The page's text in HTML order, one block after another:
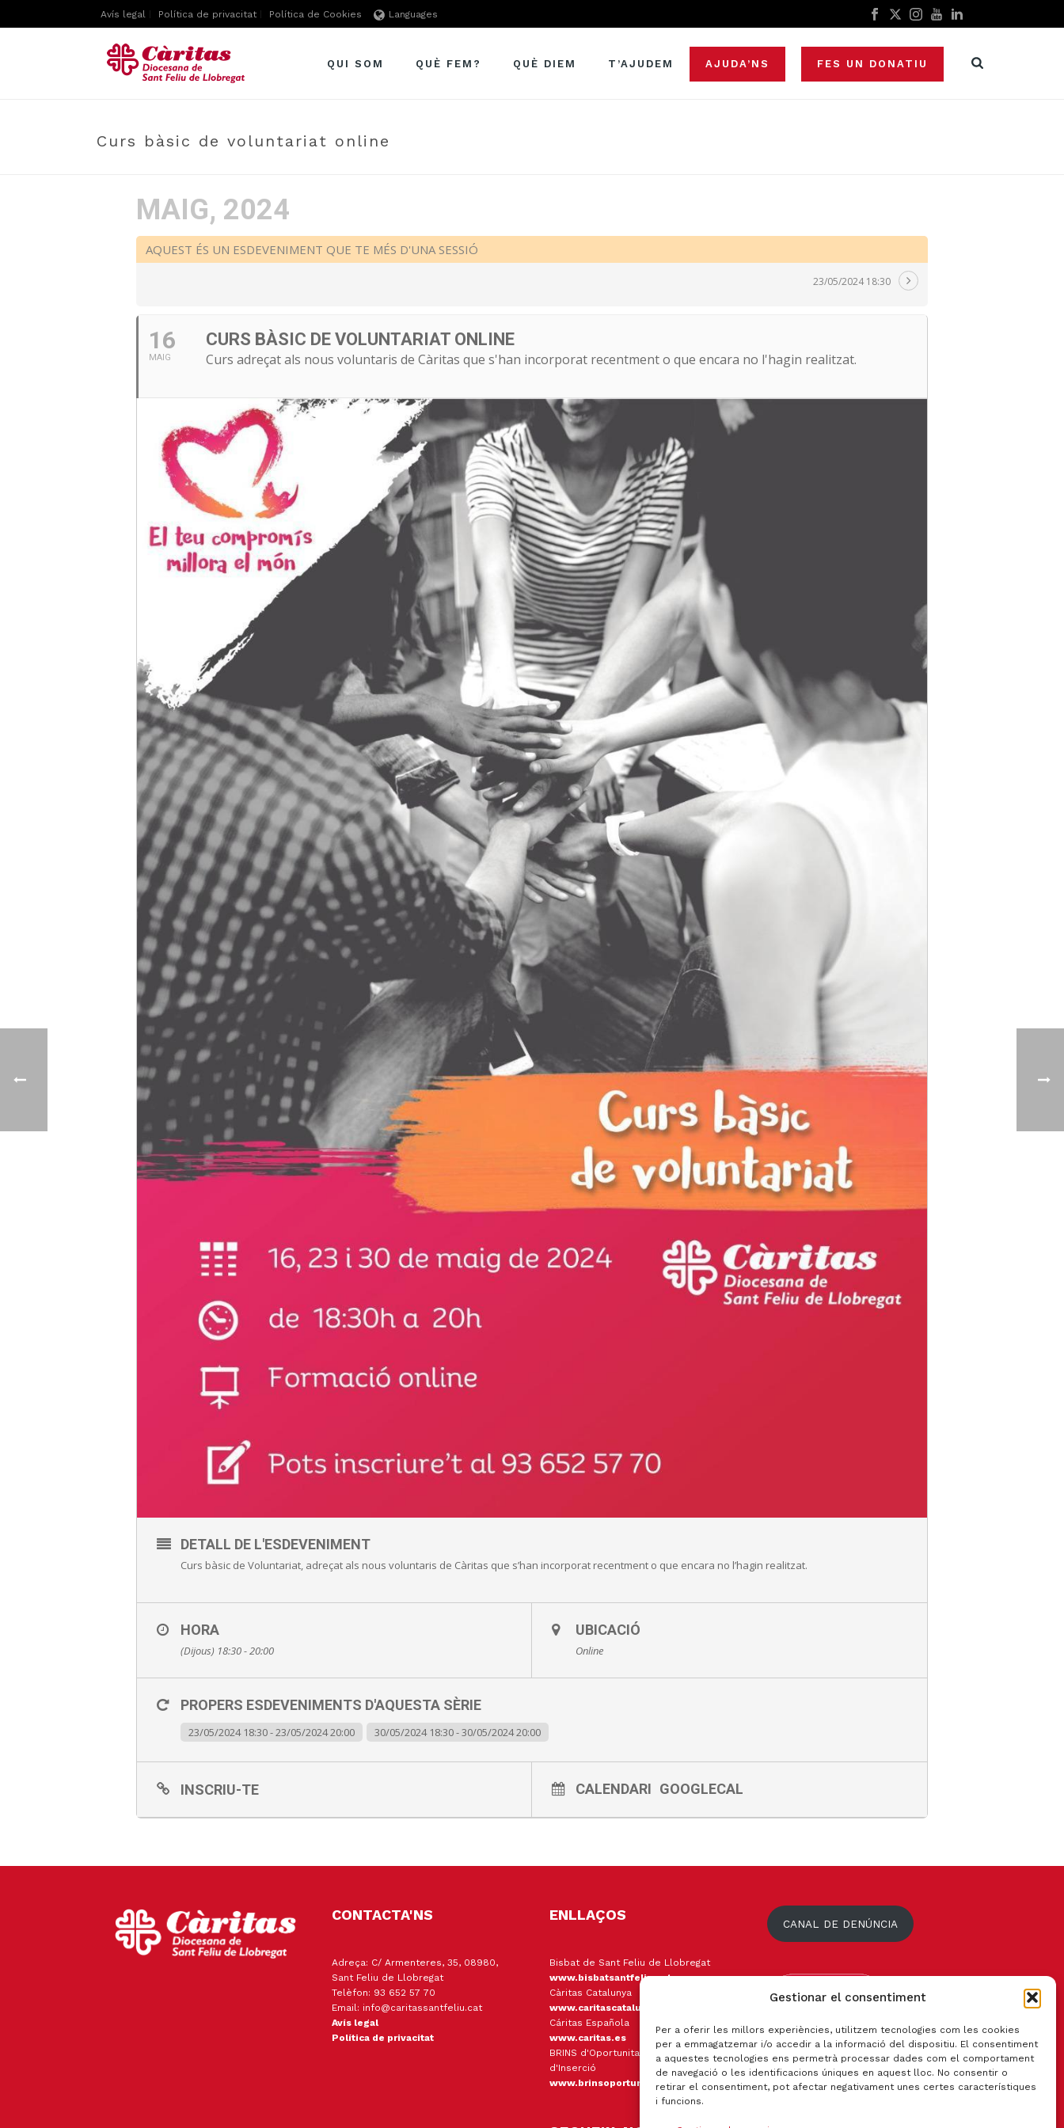
Gestionar el consentiment
Per a oferir les millors experiències, utilitzem tecnologies com les cookies
per a emmagatzemar i/o accedir a la informació del dispositiu. El consentiment
a aquestes tecnologies ens permetrà processar dades com el comportament
de navegació o les identificacions úniques en aquest lloc. No consentir o
retirar el consentiment, pot afectar negativament unes certes característiques
i funcions.
Avís legal Política de privacitat Política de Cookies Languages
QUI SOM QUÈ FEM? QUÈ DIEM T’AJUDEM AJUDA’NS FES UN DONATIU
Curs bàsic de voluntariat online
MAIG, 2024
AQUEST ÉS UN ESDEVENIMENT QUE TE MÉS D'UNA SESSIÓ
23/05/2024 18:30
16
MAIG
CURS BÀSIC DE VOLUNTARIAT ONLINE
Curs adreçat als nous voluntaris de Càritas que s'han incorporat recentment o que encara no l'hagin realitzat.
DETALL DE L'ESDEVENIMENT
Curs bàsic de Voluntariat, adreçat als nous voluntaris de Càritas que s’han incorporat recentment o que encara no l’hagin realitzat.
HORA
(Dijous) 18:30 - 20:00
UBICACIÓ
Online
PROPERS ESDEVENIMENTS D'AQUESTA SÈRIE
23/05/2024 18:30 - 23/05/2024 20:00 30/05/2024 18:30 - 30/05/2024 20:00
INSCRIU-TE CALENDARI GOOGLECAL
CONTACTA'NS
Adreça: C/ Armenteres, 35, 08980,
Sant Feliu de Llobregat
Telèfon: 93 652 57 70
Email: info@caritassantfeliu.cat
Avís legal
Política de privacitat
ENLLAÇOS
Bisbat de Sant Feliu de Llobregat
www.bisbatsantfeliu.cat
Càritas Catalunya
www.caritascatalunya.cat
Cáritas Española
www.caritas.es
BRINS d'Oportunitats Empresa
d'Inserció
www.brinsoportunitats.cat
CANAL DE DENÚNCIA